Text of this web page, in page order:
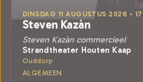
DINSDAG 11 AUGUSTUS 2026 •
Steven Kazàn
Steven Kazàn commercieel
Strandtheater Houten Kaap
Ouddorp
ALGEMEEN